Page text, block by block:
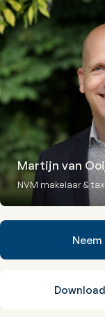
Martijn van
NVM makelaar &